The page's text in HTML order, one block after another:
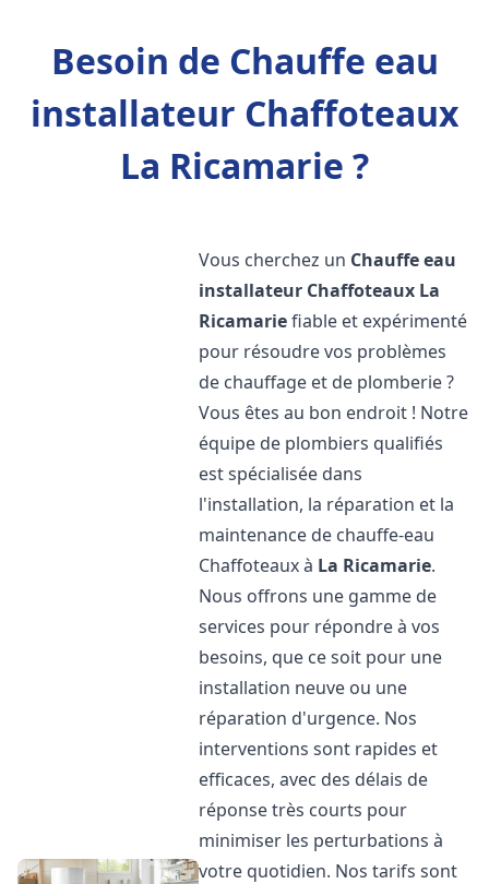
Besoin de Chauffe eau
installateur Chaffoteaux
La Ricamarie ?
Vous cherchez un Chauffe eau
installateur Chaffoteaux La
Ricamariefiable et expérimenté
pour résoudre vos problèmes
de chauffage et de plomberie ?
Vous êtes au bon endroit ! Notre
équipe de plombiers qualifiés
est spécialisée dans
l'installation, la réparation et la
maintenance de chauffe-eau
Chaffoteaux à La Ricamarie.
Nous offrons une gamme de
services pour répondre à vos
besoins, que ce soit pour une
installation neuve ou une
réparation d'urgence. Nos
interventions sont rapides et
efficaces, avec des délais de
réponse très courts pour
minimiser les perturbations à
votre quotidien. Nos tarifs sont